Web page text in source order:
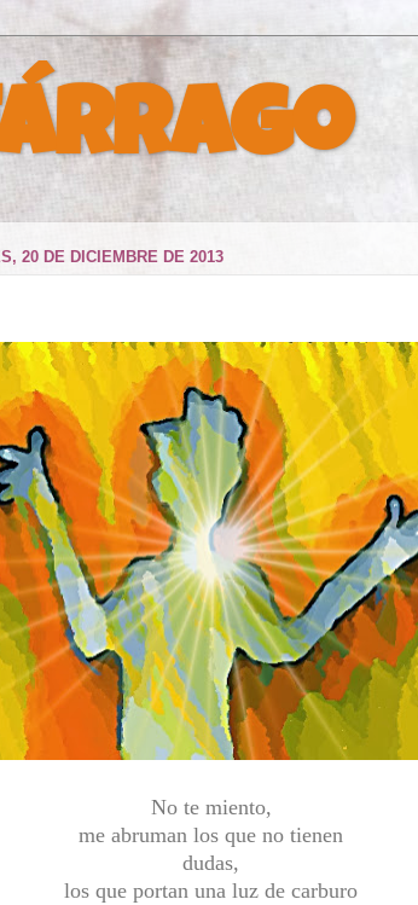
20 DE DICIEMBRE DE 2013
No te miento,
me abruman los que no tienen
dudas,
los que portan una luz de carburo